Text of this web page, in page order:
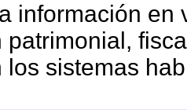
información
patrimonial,
los sistemas